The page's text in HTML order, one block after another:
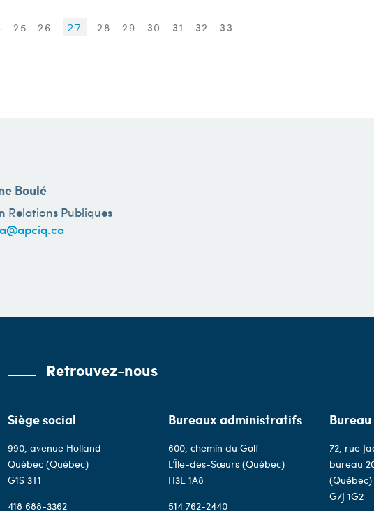
25 26 27 28 29 30 31 32
33
Boulé
Relations Publiques
Retrouvez-nous
Siège social
990, avenue Holland
Québec (Québec)
G1S 3T1
418 688-3362
Bureaux administratifs
600, chemin du Golf
L’Île-des-Sœurs (Québec)
H3E 1A8
514 762-2440
72, rue
bureau
(Québec)
G7J 1G2